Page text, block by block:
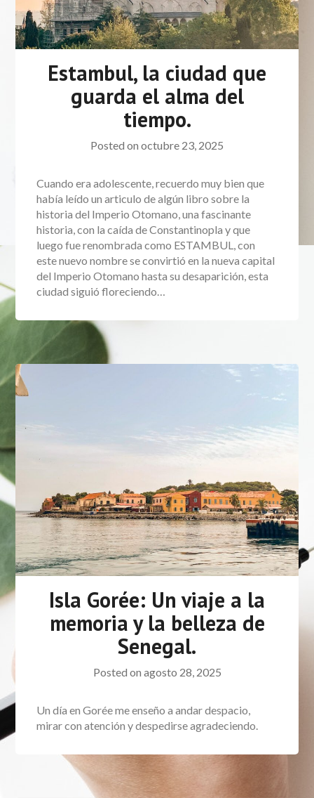
Estambul, la ciudad que
guarda el alma del
tiempo.
Posted on octubre 23, 2025
Cuando era adolescente, recuerdo muy bien que
había leído un articulo de algún libro sobre la
historia del Imperio Otomano, una fascinante
historia, con la caída de Constantinopla y que
luego fue renombrada como ESTAMBUL, con
este nuevo nombre se convirtió en la nueva capital
del Imperio Otomano hasta su desaparición, esta
ciudad siguió floreciendo…
Isla Gorée: Un viaje a la
memoria y la belleza de
Senegal.
Posted on agosto 28, 2025
Un día en Gorée me enseño a andar despacio,
mirar con atención y despedirse agradeciendo.